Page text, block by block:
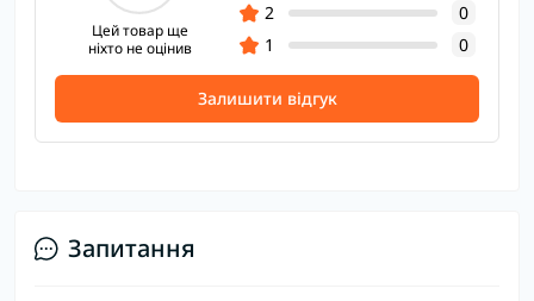
Цей товар ще
ніхто не оцінив
2
0
1
0
Залишити відгук
Запитання